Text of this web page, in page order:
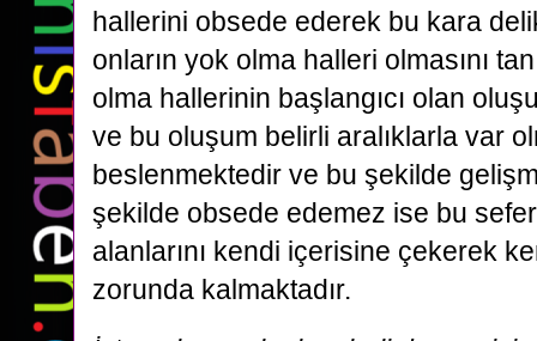
hallerini obsede ederek bu kara
onların yok olma halleri olmasını
olma hallerinin başlangıcı olan
ve bu oluşum belirli aralıklarla var
beslenmektedir ve bu şekilde
şekilde obsede edemez ise bu
alanlarını kendi içerisine çekerek
zorunda kalmaktadır.